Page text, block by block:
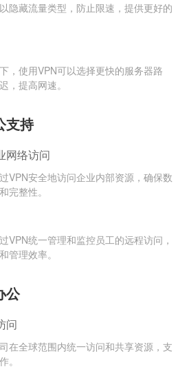
隐藏流量类型，防止限速，提供更好的
，使用VPN可以选择更快的服务器路
，提高网速。
支持
网络访问
VPN安全地访问企业内部资源，确保数
完整性。
VPN统一管理和监控员工的远程访问，
管理效率。
公
问
在全球范围内统一访问和共享资源，支
。